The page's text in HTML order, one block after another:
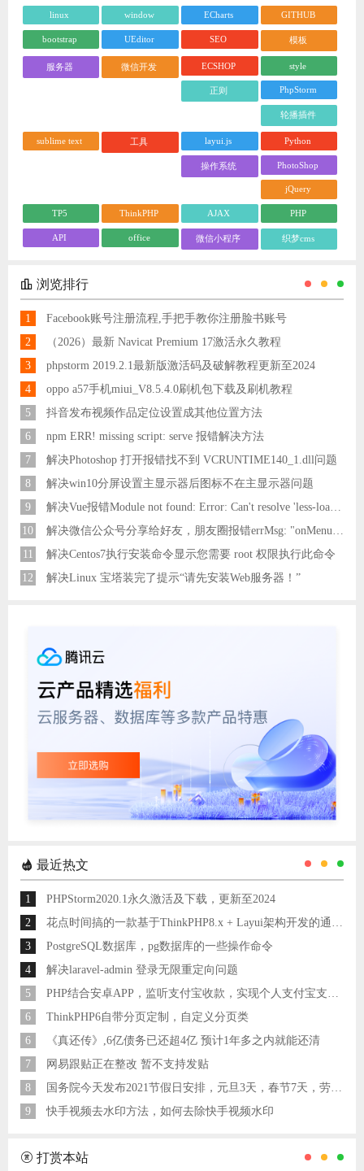
linux window ECharts GITHUB
bootstrap UEditor SEO 模板
服务器 微信开发 ECSHOP style
正则 PhpStorm
轮播插件
sublime text 工具 layui.js Python
操作系统 PhotoShop
jQuery
TP5 ThinkPHP AJAX PHP
API office 微信小程序 织梦cms
浏览排行
1
Facebook账号注册流程,手把手教你注册脸书账号
2
（2026）最新 Navicat Premium 17激活永久教程
3
phpstorm 2019.2.1最新版激活码及破解教程更新至2024
4
oppo a57手机miui_V8.5.4.0刷机包下载及刷机教程
5
抖音发布视频作品定位设置成其他位置方法
6
npm ERR! missing script: serve 报错解决方法
7
解决Photoshop 打开报错找不到 VCRUNTIME140_1.dll问题
8
解决win10分屏设置主显示器后图标不在主显示器问题
9
解决Vue报错Module not found: Error: Can't resolve 'less-loader' in 'C:\Users\Hm\Desktop\vue\vue_shop'问题
10
解决微信公众号分享给好友，朋友圈报错errMsg: "onMenuShareAppMessage:fail, the permission value is offline verifying"
11
解决Centos7执行安装命令显示您需要 root 权限执行此命令
12
解决Linux 宝塔装完了提示“请先安装Web服务器！”
最近热文
1
PHPStorm2020.1永久激活及下载，更新至2024
2
3
PostgreSQL数据库，pg数据库的一些操作命令
4
解决laravel-admin 登录无限重定向问题
5
6
ThinkPHP6自带分页定制，自定义分页类
6
《真还传》,6亿债务已还超4亿 预计1年多之内就能还清
7
网易跟贴正在整改 暂不支持发贴
8
国务院今天发布2021节假日安排，元旦3天，春节7天，劳动节5天
9
快手视频去水印方法，如何去除快手视频水印
打赏本站